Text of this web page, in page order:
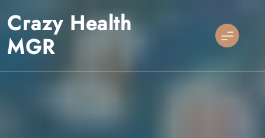
to
content
Crazy Health
MGR